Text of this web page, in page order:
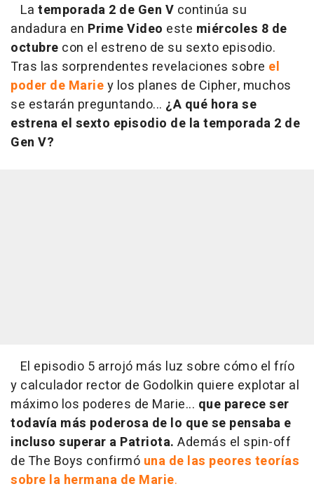
La temporada 2 de Gen V continúa su
andadura en Prime Video este miércoles 8 de
octubre con el estreno de su sexto episodio.
Tras las sorprendentes revelaciones sobre el
poder de Mariey los planes de Cipher, muchos
se estarán preguntando... ¿A qué hora se
estrena el sexto episodio de la temporada 2 de
Gen V?
El episodio 5 arrojó más luz sobre cómo el frío
y calculador rector de Godolkin quiere explotar al
máximo los poderes de Marie... que parece ser
todavía más poderosa de lo que se pensaba e
incluso superar a Patriota. Además el spin-off
de The Boys confirmó una de las peores teorías
sobre la hermana de Marie.